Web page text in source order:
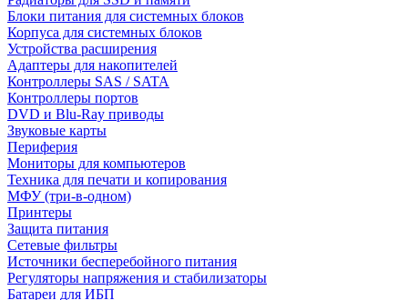
Блоки питания для системных блоков
Корпуса для системных блоков
Устройства расширения
Адаптеры для накопителей
Контроллеры SAS / SATA
Контроллеры портов
DVD и Blu-Ray приводы
Звуковые карты
Периферия
Мониторы для компьютеров
Техника для печати и копирования
МФУ (три-в-одном)
Принтеры
Защита питания
Сетевые фильтры
Источники бесперебойного питания
Регуляторы напряжения и стабилизаторы
Батареи для ИБП